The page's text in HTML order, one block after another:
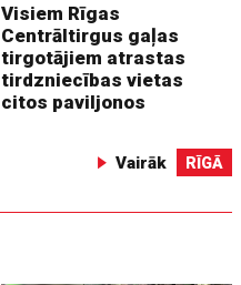
Visiem Rīgas
Centrāltirgus gaļas
tirgotājiem atrastas
tirdzniecības vietas
citos paviljonos
Vairāk RĪGĀ